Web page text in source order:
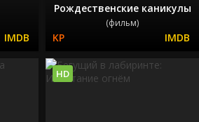
Рождественские каникулы
(фильм)
HD